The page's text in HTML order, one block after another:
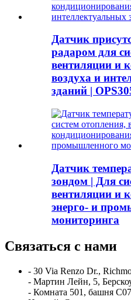
Датчик
радаром для
вентиляции и
воздуха и
зданий |
Датчик
зондом | Для
вентиляции и
энерго- и
мониторинга
Связаться с нами
- 30 Via Renzo Dr.,
- Мартин Лейн, 5,
- Комната 501, башня